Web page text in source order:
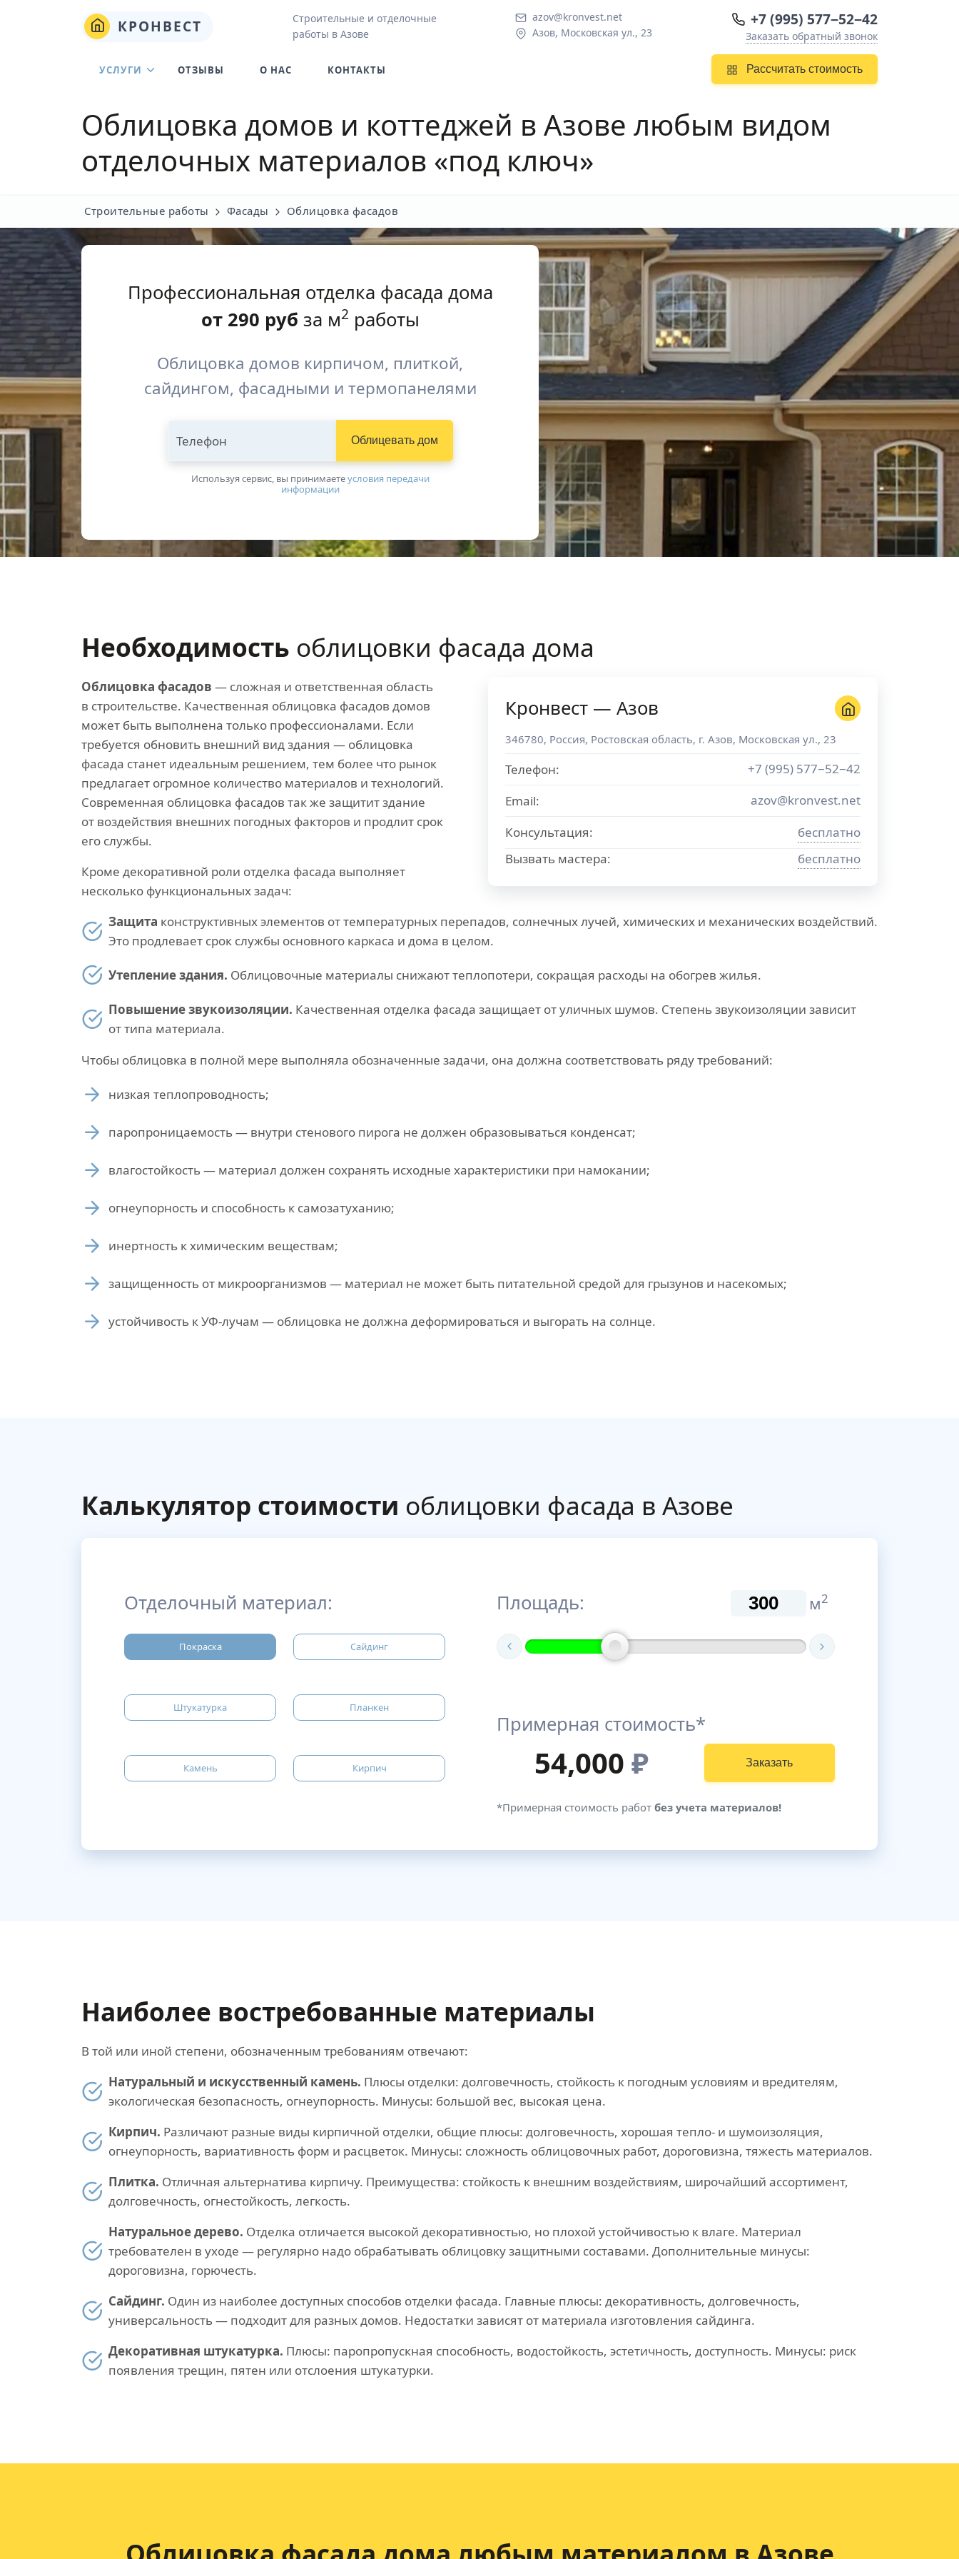
КРОНВЕСТ
Строительные и отделочные
работы в Азове
azov@kronvest.net
Азов, Московская ул., 23
+7 (995) 577−52−42
Заказать обратный звонок
Рассчитать стоимость
УСЛУГИ ОТЗЫВЫ О НАС КОНТАКТЫ
Облицовка домов и коттеджей в Азове любым видом
отделочных материалов «под ключ»
Строительные работы Фасады Облицовка фасадов
Профессиональная отделка фасада дома
от 290 руб за м2 работы
Облицовка домов кирпичом, плиткой,
сайдингом, фасадными и термопанелями
Телефон Облицевать дом
Используя сервис, вы принимаетeусловия передачи
информации
Необходимость облицовки фасада дома
Облицовка фасадов — сложная и ответственная область
в строительстве. Качественная облицовка фасадов домов
может быть выполнена только профессионалами. Если
требуется обновить внешний вид здания — облицовка
фасада станет идеальным решением, тем более что рынок
предлагает огромное количество материалов и технологий.
Современная облицовка фасадов так же защитит здание
от воздействия внешних погодных факторов и продлит срок
его службы.
Кроме декоративной роли отделка фасада выполняет
несколько функциональных задач:
Кронвест — Азов
346780, Россия, Ростовская область, г. Азов, Московская ул., 23
Телефон:
+7 (995) 577−52−42
Email:
azov@kronvest.net
Консультация:
бесплатно
Вызвать мастера:
бесплатно
Защита конструктивных элементов от температурных перепадов, солнечных лучей, химических и механических воздействий.
Это продлевает срок службы основного каркаса и дома в целом.
Утепление здания. Облицовочные материалы снижают теплопотери, сокращая расходы на обогрев жилья.
Повышение звукоизоляции. Качественная отделка фасада защищает от уличных шумов. Степень звукоизоляции зависит
от типа материала.
Чтобы облицовка в полной мере выполняла обозначенные задачи, она должна соответствовать ряду требований:
низкая теплопроводность;
паропроницаемость — внутри стенового пирога не должен образовываться конденсат;
влагостойкость — материал должен сохранять исходные характеристики при намокании;
огнеупорность и способность к самозатуханию;
инертность к химическим веществам;
защищенность от микроорганизмов — материал не может быть питательной средой для грызунов и насекомых;
устойчивость к УФ-лучам — облицовка не должна деформироваться и выгорать на солнце.
Калькулятор стоимости облицовки фасада в Азове
Отделочный материал:
Покраска Сайдинг
Штукатурка Планкен
Камень Кирпич
Площадь: м2
Примерная стоимость*
54,000 ₽ Заказать
*Примерная стоимость работ без учета материалов!
Наиболее востребованные материалы
В той или иной степени, обозначенным требованиям отвечают:
Натуральный и искусственный камень. Плюсы отделки: долговечность, стойкость к погодным условиям и вредителям,
экологическая безопасность, огнеупорность. Минусы: большой вес, высокая цена.
Кирпич. Различают разные виды кирпичной отделки, общие плюсы: долговечность, хорошая тепло- и шумоизоляция,
огнеупорность, вариативность форм и расцветок. Минусы: сложность облицовочных работ, дороговизна, тяжесть материалов.
Плитка. Отличная альтернатива кирпичу. Преимущества: стойкость к внешним воздействиям, широчайший ассортимент,
долговечность, огнестойкость, легкость.
Натуральное дерево. Отделка отличается высокой декоративностью, но плохой устойчивостью к влаге. Материал
требователен в уходе — регулярно надо обрабатывать облицовку защитными составами. Дополнительные минусы:
дороговизна, горючесть.
Сайдинг. Один из наиболее доступных способов отделки фасада. Главные плюсы: декоративность, долговечность,
универсальность — подходит для разных домов. Недостатки зависят от материала изготовления сайдинга.
Декоративная штукатурка. Плюсы: паропропускная способность, водостойкость, эстетичность, доступность. Минусы: риск
появления трещин, пятен или отслоения штукатурки.